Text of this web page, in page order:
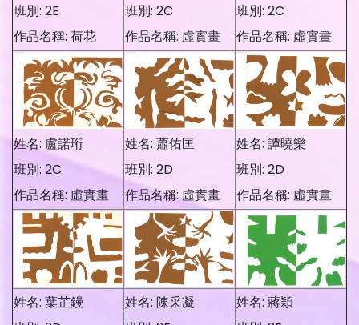
班別: 2E
作品名稱: 荷花
班別: 2C
作品名稱: 虛實畫
班別: 2C
作品名稱: 虛實畫
姓名: 盧諾珩
班別: 2C
作品名稱: 虛實畫
姓名: 蕭佑匡
班別: 2D
作品名稱: 虛實畫
姓名: 譚曉樂
班別: 2D
作品名稱: 虛實畫
姓名: 葉芷鏝
姓名: 陳采凝
姓名: 蔣穎